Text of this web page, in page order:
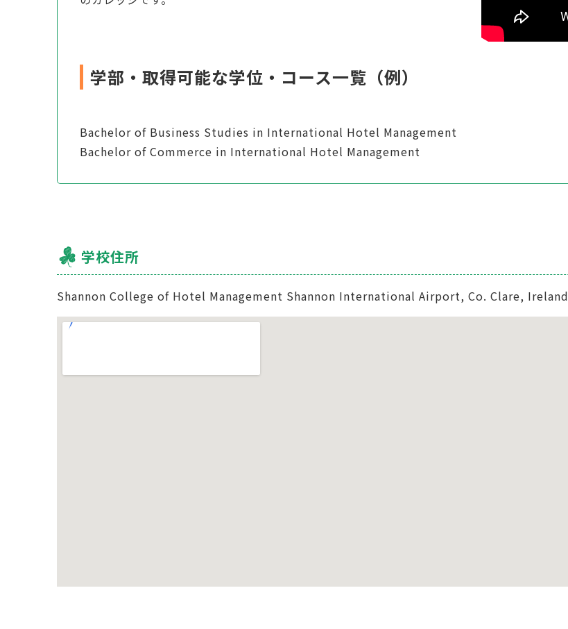
学部・取得可能な学位・コース一覧（例）
Bachelor of Business Studies in International Hotel Management
Bachelor of Commerce in International Hotel Management
学校住所
Shannon College of Hotel Management Shannon International Airport, Co. Clare, Ireland